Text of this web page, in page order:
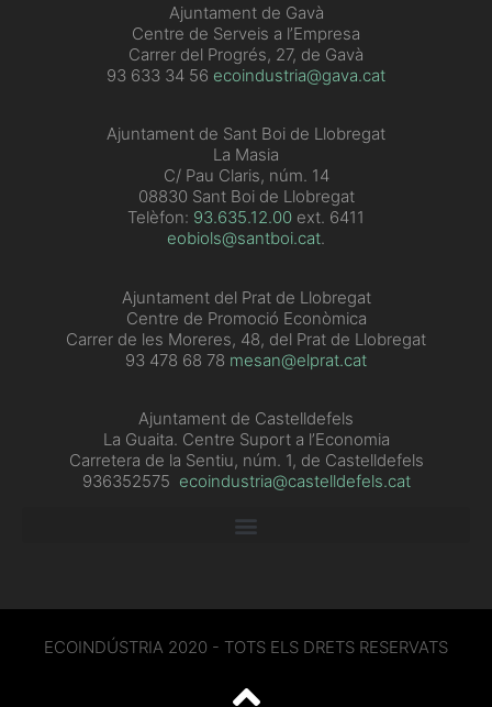
Ajuntament de Gavà
Centre de Serveis a l’Empresa
Carrer del Progrés, 27, de Gavà
93 633 34 56 ecoindustria@gava.cat
Ajuntament de Sant Boi de Llobregat
La Masia
C/ Pau Claris, núm. 14
08830 Sant Boi de Llobregat
Telèfon: 93.635.12.00 ext. 6411
eobiols@santboi.cat.
Ajuntament del Prat de Llobregat
Centre de Promoció Econòmica
Carrer de les Moreres, 48, del Prat de Llobregat
93 478 68 78 mesan@elprat.cat
Ajuntament de Castelldefels
La Guaita. Centre Suport a l’Economia
Carretera de la Sentiu, núm. 1, de Castelldefels
936352575 ecoindustria@castelldefels.cat
ECOINDÚSTRIA 2020 - TOTS ELS DRETS RESERVATS